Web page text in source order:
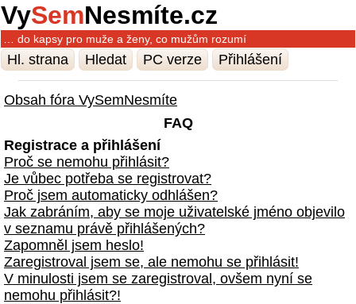
VySemNesmíte.cz
… do kapsy pro muže a ženy, co mužům rozumí
Hl. strana Hledat PC verze Přihlášení
Obsah fóra VySemNesmíte
FAQ
Registrace a přihlášení
Proč se nemohu přihlásit?
Je vůbec potřeba se registrovat?
Proč jsem automaticky odhlášen?
Jak zabráním, aby se moje uživatelské jméno objevilo
v seznamu právě přihlášených?
Zapomněl jsem heslo!
Zaregistroval jsem se, ale nemohu se přihlásit!
V minulosti jsem se zaregistroval, ovšem nyní se
nemohu přihlásit?!